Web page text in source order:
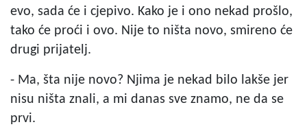
evo, sada će i cjepivo. Kako je i ono nekad prošlo,
tako će proći i ovo. Nije to ništa novo, smireno će
drugi prijatelj.
- Ma, šta nije novo? Njima je nekad bilo lakše jer
nisu ništa znali, a mi danas sve znamo, ne da se
prvi.